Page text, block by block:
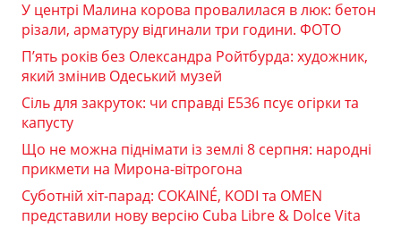
У центрі Малина корова провалилася в люк: бетон
різали, арматуру відгинали три години. ФОТО
П’ять років без Олександра Ройтбурда: художник,
який змінив Одеський музей
Сіль для закруток: чи справді Е536 псує огірки та
капусту
Що не можна піднімати із землі 8 серпня: народні
прикмети на Мирона-вітрогона
Суботній хіт-парад: COKAINÉ, KODI та OMEN
представили нову версію Cuba Libre & Dolce Vita